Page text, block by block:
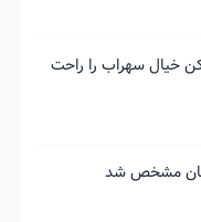
خیال سهراب را راحت
مشخص شد